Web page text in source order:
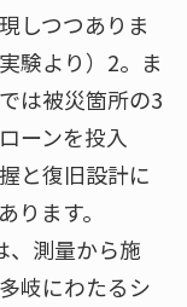
しつつありま
験より）2。ま
は被災箇所の3
ーンを投入
と復旧設計に
ります。
、測量から施
岐にわたるシ